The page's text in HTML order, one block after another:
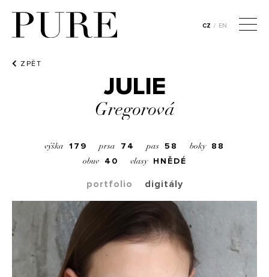
CZ / EN
ZPĚT
JULIE
Gregorová
výška 179 prsa 74 pas 58 boky 88
obuv 40 vlasy HNĚDÉ
portfolio digitály